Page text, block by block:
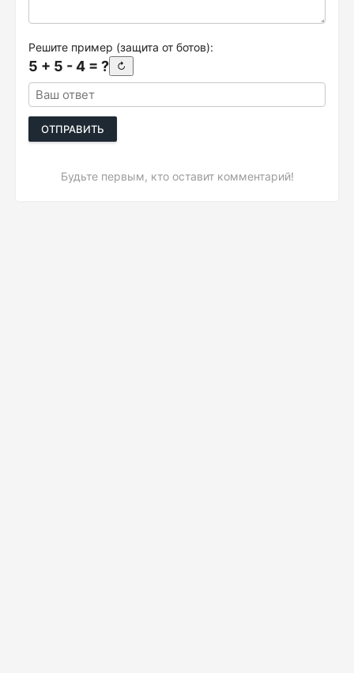
Решите пример (защита от ботов):
5 + 5 - 4 = ? ↻
ОТПРАВИТЬ
Будьте первым, кто оставит комментарий!